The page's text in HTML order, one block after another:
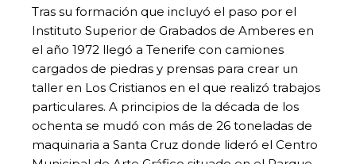
Tras su formación que incluyó el paso por el
Instituto Superior de Grabados de Amberes en
el año 1972 llegó a Tenerife con camiones
cargados de piedras y prensas para crear un
taller en Los Cristianos en el que realizó trabajos
particulares. A principios de la década de los
ochenta se mudó con más de 26 toneladas de
maquinaria a Santa Cruz donde lideró el Centro